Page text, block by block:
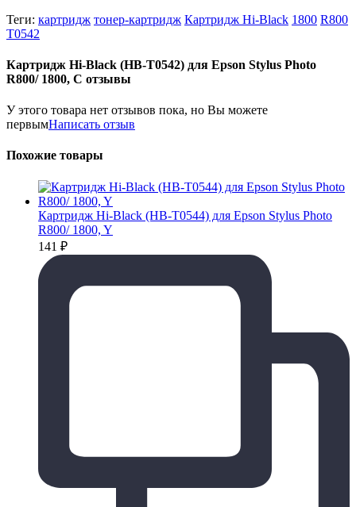
Теги: картридж тонер-картридж Картридж Hi-Black 1800 R800
T0542
Картридж Hi-Black (HB-T0542) для Epson Stylus Photo
R800/ 1800, C отзывы
У этого товара нет отзывов пока, но Вы можете
первымНаписать отзыв
Похожие товары
Картридж Hi-Black (HB-T0544) для Epson Stylus Photo
R800/ 1800, Y
141 ₽